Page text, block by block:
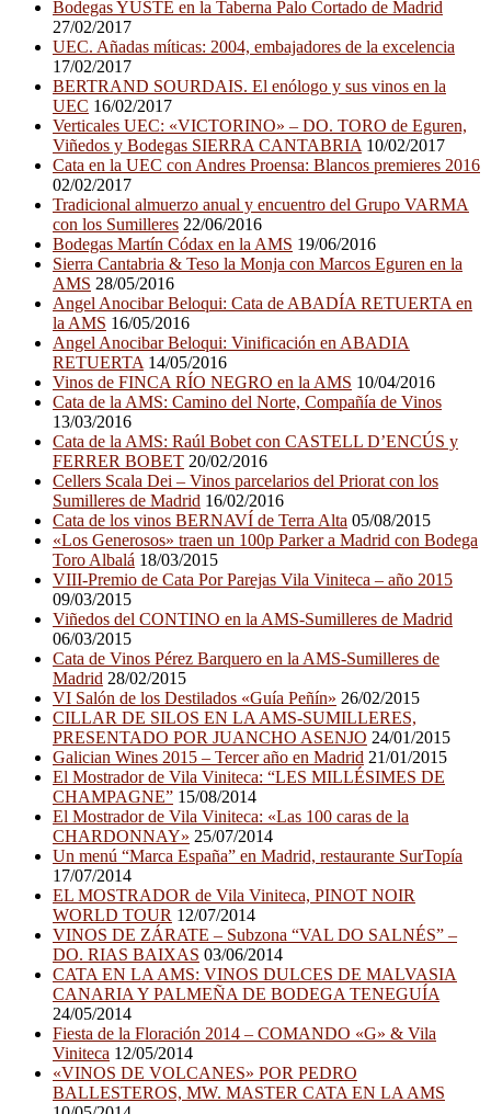
Bodegas YUSTE en la Taberna Palo Cortado de Madrid
27/02/2017
UEC. Añadas míticas: 2004, embajadores de la excelencia
17/02/2017
BERTRAND SOURDAIS. El enólogo y sus vinos en la
UEC 16/02/2017
Verticales UEC: «VICTORINO» – DO. TORO de Eguren,
Viñedos y Bodegas SIERRA CANTABRIA 10/02/2017
Cata en la UEC con Andres Proensa: Blancos premieres 2016
02/02/2017
Tradicional almuerzo anual y encuentro del Grupo VARMA
con los Sumilleres 22/06/2016
Bodegas Martín Códax en la AMS 19/06/2016
Sierra Cantabria & Teso la Monja con Marcos Eguren en la
AMS 28/05/2016
Angel Anocibar Beloqui: Cata de ABADÍA RETUERTA en
la AMS 16/05/2016
Angel Anocibar Beloqui: Vinificación en ABADIA
RETUERTA 14/05/2016
Vinos de FINCA RÍO NEGRO en la AMS 10/04/2016
Cata de la AMS: Camino del Norte, Compañía de Vinos
13/03/2016
Cata de la AMS: Raúl Bobet con CASTELL D’ENCÚS y
FERRER BOBET 20/02/2016
Cellers Scala Dei – Vinos parcelarios del Priorat con los
Sumilleres de Madrid 16/02/2016
Cata de los vinos BERNAVÍ de Terra Alta 05/08/2015
«Los Generosos» traen un 100p Parker a Madrid con Bodega
Toro Albalá 18/03/2015
VIII-Premio de Cata Por Parejas Vila Viniteca – año 2015
09/03/2015
Viñedos del CONTINO en la AMS-Sumilleres de Madrid
06/03/2015
Cata de Vinos Pérez Barquero en la AMS-Sumilleres de
Madrid 28/02/2015
VI Salón de los Destilados «Guía Peñín» 26/02/2015
CILLAR DE SILOS EN LA AMS-SUMILLERES,
PRESENTADO POR JUANCHO ASENJO 24/01/2015
Galician Wines 2015 – Tercer año en Madrid 21/01/2015
El Mostrador de Vila Viniteca: “LES MILLÉSIMES DE
CHAMPAGNE” 15/08/2014
El Mostrador de Vila Viniteca: «Las 100 caras de la
CHARDONNAY» 25/07/2014
Un menú “Marca España” en Madrid, restaurante SurTopía
17/07/2014
EL MOSTRADOR de Vila Viniteca, PINOT NOIR
WORLD TOUR 12/07/2014
VINOS DE ZÁRATE – Subzona “VAL DO SALNÉS” –
DO. RIAS BAIXAS 03/06/2014
CATA EN LA AMS: VINOS DULCES DE MALVASIA
CANARIA Y PALMEÑA DE BODEGA TENEGUÍA
24/05/2014
Fiesta de la Floración 2014 – COMANDO «G» & Vila
Viniteca 12/05/2014
«VINOS DE VOLCANES» POR PEDRO
BALLESTEROS, MW. MASTER CATA EN LA AMS